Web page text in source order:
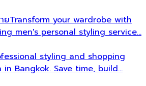
ยTransform your wardrobe with
men's personal styling service…
styling and shopping
Bangkok. Save time, build…